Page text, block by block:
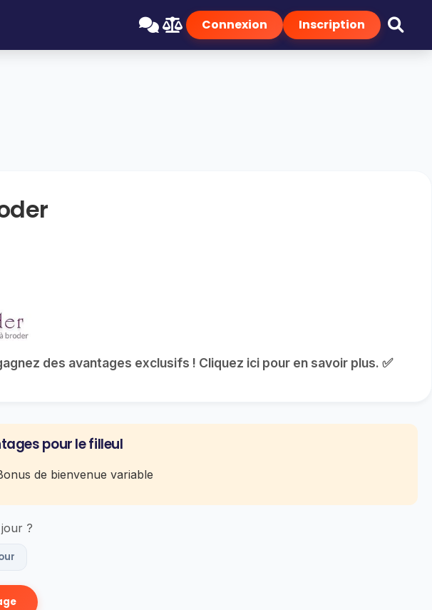
Connexion Inscription
des avantages exclusifs ! Cliquez ici pour en savoir plus. ✅
pour le filleul
de bienvenue variable
?